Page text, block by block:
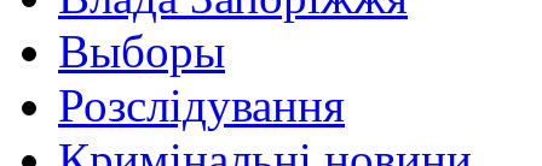
Выборы
Розслідування